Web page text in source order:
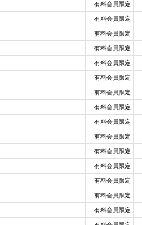
有料会員限定
有料会員限定
有料会員限定
有料会員限定
有料会員限定
有料会員限定
有料会員限定
有料会員限定
有料会員限定
有料会員限定
有料会員限定
有料会員限定
有料会員限定
有料会員限定
有料会員限定